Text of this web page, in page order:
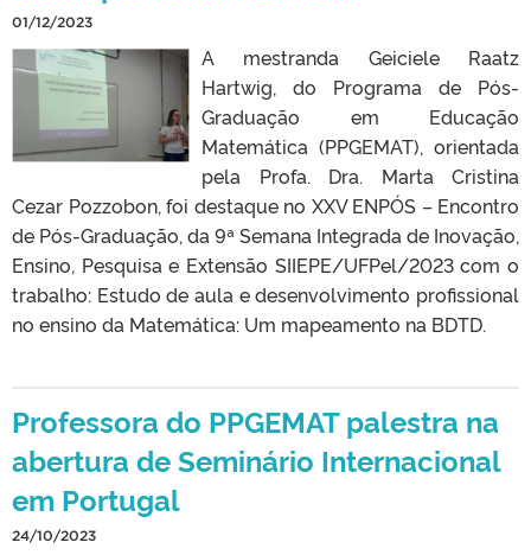
01/12/2023
A mestranda Geiciele Raatz
Hartwig, do Programa de Pós-
Graduação em Educação
Matemática (PPGEMAT), orientada
pela Profa. Dra. Marta Cristina
Cezar Pozzobon, foi destaque no XXV ENPÓS – Encontro
de Pós-Graduação, da 9ª Semana Integrada de Inovação,
Ensino, Pesquisa e Extensão SIIEPE/UFPel/2023 com o
trabalho: Estudo de aula e desenvolvimento profissional
no ensino da Matemática: Um mapeamento na BDTD.
Professora do PPGEMAT palestra na
abertura de Seminário Internacional
em Portugal
24/10/2023